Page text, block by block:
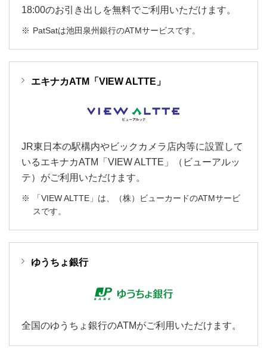
18:00のお引き出しを無料でご利用いただけます。
PatSatは池田泉州銀行のATMサービスです。
エキナカATM「VIEW ALTTE」
JR東日本の駅構内やビックカメラ店内等に設置して
いるエキナカATM「VIEW ALTTE」（ビューアルッ
テ）がご利用いただけます。
「VIEW ALTTE」は、（株）ビューカードのATMサービ
スです。
ゆうちょ銀行
全国のゆうちょ銀行のATMがご利用いただけます。